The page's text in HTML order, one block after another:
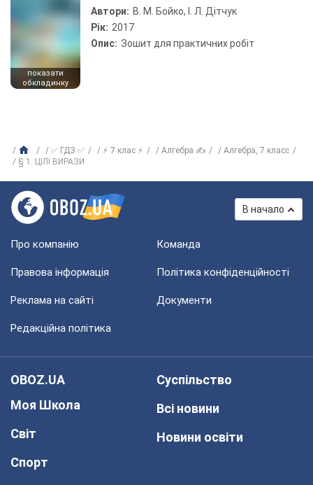
показати
обкладинку
Автори: В. М. Бойко, І. Л. Дітчук
Рік: 2017
Опис: Зошит для практичних робіт
✅ ГДЗ ✅ ⚡ 7 клас ⚡ Алгебра ✍
Алгебра, 7 класс
§ 1. ЦІЛІ ВИРАЗИ
В начало
Про компанію Команда
Правова інформація Політика конфіденційності
Реклама на сайті Документи
Редакційна політика
OBOZ.UA
Моя Школа
Світ
Спорт
Суспільство
Всі новини
Новини освіти